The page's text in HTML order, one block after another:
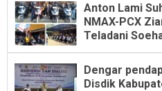
Anton Lami
NMAX-PCX
Teladani
Dengar
Disdik